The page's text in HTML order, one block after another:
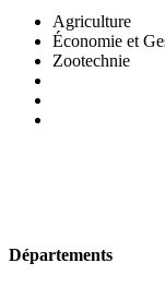
Agriculture
Économie et
Zootechnie
Départements